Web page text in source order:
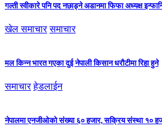
गल्ती स्वीकारे पनि पद नछाड्ने अडानमा फिफा अध्यक्ष
खेल समाचार समाचार
मल किन्न भारत गएका दुई नेपाली किसान धरौटीमा रिहा हुने
समाचार हेडलाईन
नेपालमा एनजीओको संख्या ६० हजार, सक्रिय संस्था १०